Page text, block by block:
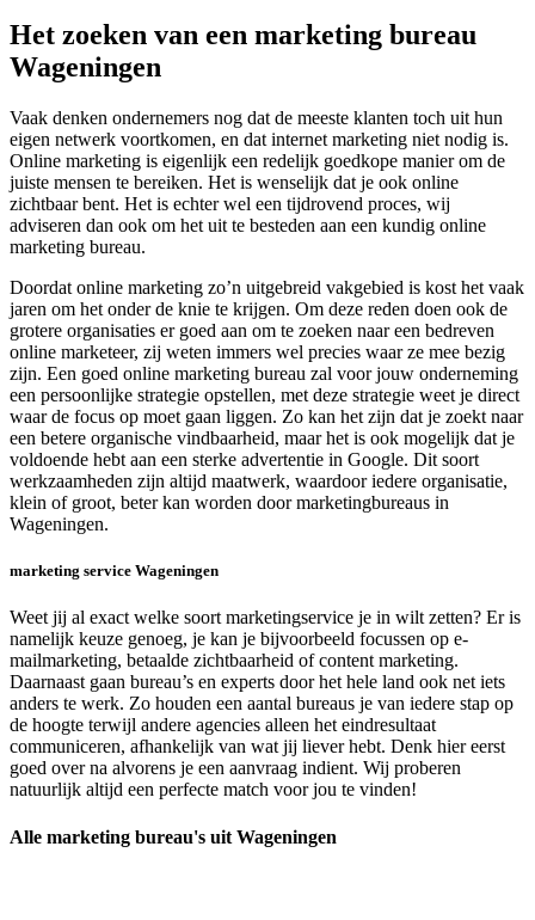
Het zoeken van een marketing bureau
Wageningen
Vaak denken ondernemers nog dat de meeste klanten toch uit hun
eigen netwerk voortkomen, en dat internet marketing niet nodig is.
Online marketing is eigenlijk een redelijk goedkope manier om de
juiste mensen te bereiken. Het is wenselijk dat je ook online
zichtbaar bent. Het is echter wel een tijdrovend proces, wij
adviseren dan ook om het uit te besteden aan een kundig online
marketing bureau.
Doordat online marketing zo’n uitgebreid vakgebied is kost het vaak
jaren om het onder de knie te krijgen. Om deze reden doen ook de
grotere organisaties er goed aan om te zoeken naar een bedreven
online marketeer, zij weten immers wel precies waar ze mee bezig
zijn. Een goed online marketing bureau zal voor jouw onderneming
een persoonlijke strategie opstellen, met deze strategie weet je direct
waar de focus op moet gaan liggen. Zo kan het zijn dat je zoekt naar
een betere organische vindbaarheid, maar het is ook mogelijk dat je
voldoende hebt aan een sterke advertentie in Google. Dit soort
werkzaamheden zijn altijd maatwerk, waardoor iedere organisatie,
klein of groot, beter kan worden door marketingbureaus in
Wageningen.
marketing service Wageningen
Weet jij al exact welke soort marketingservice je in wilt zetten? Er is
namelijk keuze genoeg, je kan je bijvoorbeeld focussen op e-
mailmarketing, betaalde zichtbaarheid of content marketing.
Daarnaast gaan bureau’s en experts door het hele land ook net iets
anders te werk. Zo houden een aantal bureaus je van iedere stap op
de hoogte terwijl andere agencies alleen het eindresultaat
communiceren, afhankelijk van wat jij liever hebt. Denk hier eerst
goed over na alvorens je een aanvraag indient. Wij proberen
natuurlijk altijd een perfecte match voor jou te vinden!
Alle marketing bureau's uit Wageningen